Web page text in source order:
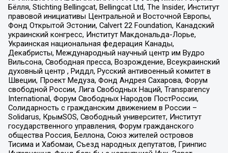
Бёлля, Stichting Bellingcat, Bellingcat Ltd, The Insider, Институт
правовой инициативы Центральной и Восточной Европы,
Фонд Открытой Эстонии, Calvert 22 Foundation, Канадский
украинский конгресс, Институт Макдональда-Лорье,
Украинская национальная федерация Канады,
Декабристы, Международный научный центр им Вудро
Вильсона, Свободная пресса, Возрождение, Всеукраинский
духовный центр , Риддл, Русский антивоенный комитет в
Швеции, Проект Медуза, Фонд Андрея Сахарова, Форум
свободной России, Лига Свободных Наций, Transparеncy
International, Форум Свободных Народов ПостРоссии,
Солидарность с гражданским движением в России –
Solidarus, КрымSOS, Свободный университет, Институт
государственного управления, Форум гражданского
общества Россия, Беллона, Союз жителей островов
Тисима и Хабомаи, Съезд народных депутатов, Гринпис